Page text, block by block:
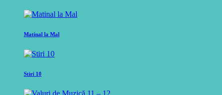
Matinal la Mal
Stiri 10